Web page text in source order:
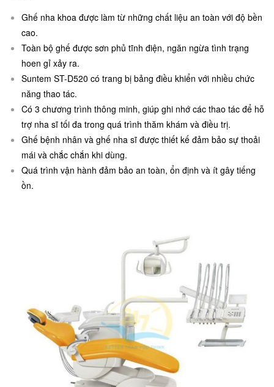
Ghế nha khoa được làm từ những chất liệu an toàn với độ bền
cao.
Toàn bộ ghế được sơn phủ tĩnh điện, ngăn ngừa tình trạng
hoen gỉ xảy ra.
Suntem ST-D520 có trang bị bảng điều khiển với nhiều chức
năng thao tác.
Có 3 chương trình thông minh, giúp ghi nhớ các thao tác để hỗ
trợ nha sĩ tối đa trong quá trình thăm khám và điều trị.
Ghế bệnh nhân và ghế nha sĩ được thiết kế đảm bảo sự thoải
mái và chắc chắn khi dùng.
Quá trình vận hành đảm bảo an toàn, ổn định và ít gây tiếng
ồn.